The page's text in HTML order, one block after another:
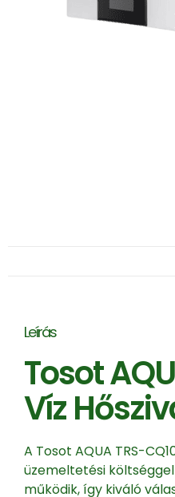
Leírás
Tosot
Víz
A Tosot AQUA TRS-
üzemeltetési
működik, így kiváló